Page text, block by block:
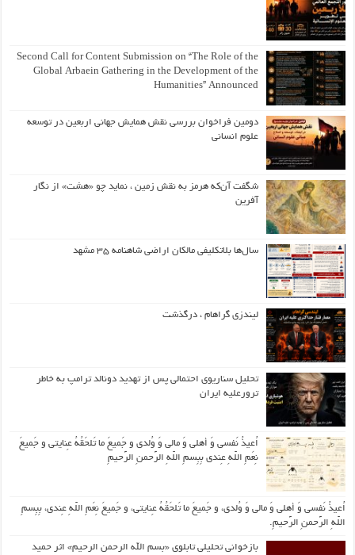
Second Call for Content Submission on “The Role of the
Global Arbaein Gathering in the Development of the
Humanities” Announced
دومین فراخوان بررسی نقش همایش جهانی اربعین در توسعه
علوم انسانی
شگفت آن‌که هرمز به نقش زمین ، نماید چو «هشت» از نگار
آفرین
سال‌ها بلاتکلیفی مالکان اراضی شاهنامه ۳۵ مشهد
لیندزی گراهام ، درگذشت
تحلیل سناریوی احتمالی پس از تهدید دونالد ترامپ به خاطر
ترورعلیه ایران
اُعیذُ نَفسی وَ أهلی وَ مالی وَ وُلدی و جَمیعَ ما تَلحَقُهُ عِنایتی و جَمیعَ
نِعَمِ اللّهِ عِندی بِبِسمِ اللّهِ الرَّحمنِ الرَّحیمِ
اُعیذُ نَفسی وَ أهلی وَ مالی وَ وُلدی، و جَمیعَ ما تَلحَقُهُ عِنایتی، و جَمیعَ نِعَمِ اللّهِ عِندی، بِبِسمِ
اللّهِ الرَّحمنِ الرَّحیمِ.
بازخوانی تحلیلی تابلوی «بسم الله الرحمن الرحیم» اثر حمید